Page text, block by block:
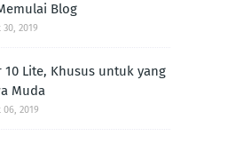
Blog
2019
10 Lite, Khusus untuk yang
Muda
06, 2019